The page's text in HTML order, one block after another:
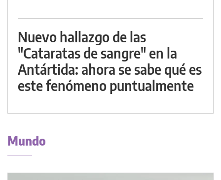
Nuevo hallazgo de las
"Cataratas de sangre" en la
Antártida: ahora se sabe qué es
este fenómeno puntualmente
Mundo